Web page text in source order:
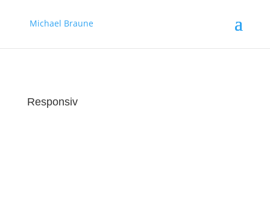
Michael Braune
Responsiv